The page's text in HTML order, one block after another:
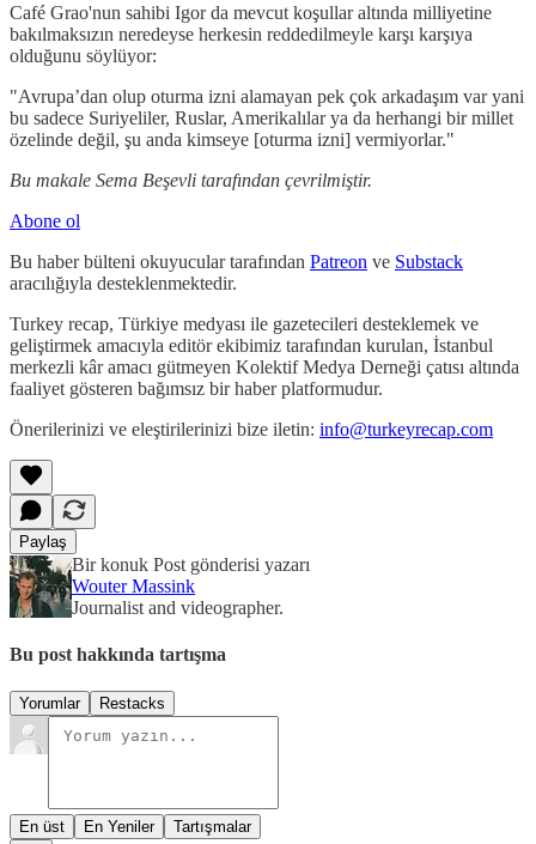
Café Grao'nun sahibi Igor da mevcut koşullar altında milliyetine
bakılmaksızın neredeyse herkesin reddedilmeyle karşı karşıya
olduğunu söylüyor:
"Avrupa’dan olup oturma izni alamayan pek çok arkadaşım var yani
bu sadece Suriyeliler, Ruslar, Amerikalılar ya da herhangi bir millet
özelinde değil, şu anda kimseye [oturma izni] vermiyorlar."
Bu makale Sema Beşevli tarafından çevrilmiştir.
Abone ol
Bu haber bülteni okuyucular tarafından Patreon ve Substack
aracılığıyla desteklenmektedir.
Turkey recap, Türkiye medyası ile gazetecileri desteklemek ve
geliştirmek amacıyla editör ekibimiz tarafından kurulan, İstanbul
merkezli kâr amacı gütmeyen Kolektif Medya Derneği çatısı altında
faaliyet gösteren bağımsız bir haber platformudur.
Önerilerinizi ve eleştirilerinizi bize iletin: info@turkeyrecap.com
Paylaş
Bir konuk Post gönderisi yazarı
Wouter Massink
Journalist and videographer.
Bu post hakkında tartışma
Yorumlar Restacks
En üst En Yeniler Tartışmalar